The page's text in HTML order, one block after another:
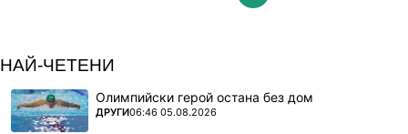
НАЙ-ЧЕТЕНИ
Олимпийски герой остана без дом
ПОВЕЧЕ ОТ
ДРУГИ06:46 05.08.2026